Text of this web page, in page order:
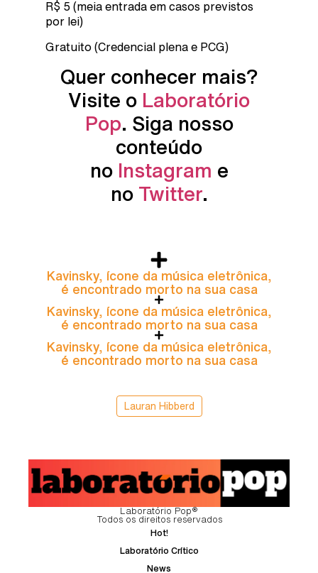
R$ 5 (meia entrada em casos previstos
por lei)
Gratuito (Credencial plena e PCG)
Quer conhecer mais?
Visite o Laboratório
Pop. Siga nosso
conteúdo
no Instagram e
no Twitter.
Kavinsky, ícone da música eletrônica,
é encontrado morto na sua casa
Kavinsky, ícone da música eletrônica,
é encontrado morto na sua casa
Kavinsky, ícone da música eletrônica,
é encontrado morto na sua casa
Lauran Hibberd
Laboratório Pop®
Todos os direitos reservados
Hot!
Laboratório Crítico
News